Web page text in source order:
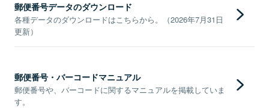
郵便番号データのダウンロード
各種データのダウンロードはこちらから。（2026年7月31日
更新）
郵便番号・バーコードマニュアル
郵便番号や、バーコードに関するマニュアルを掲載していま
す。